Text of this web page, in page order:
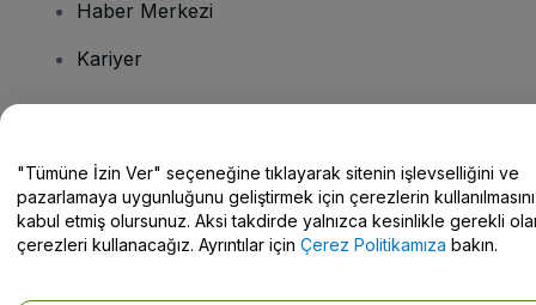
Haber Merkezi
Kariyer
Yardım Merkezi / Bize Ulaşın
"Tümüne İzin Ver" seçeneğine tıklayarak sitenin işlevselliğini ve
pazarlamaya uygunluğunu geliştirmek için çerezlerin kullanılmasını
kabul etmiş olursunuz. Aksi takdirde yalnızca kesinlikle gerekli
çerezleri kullanacağız. Ayrıntılar için Çerez Politikamıza bakın.